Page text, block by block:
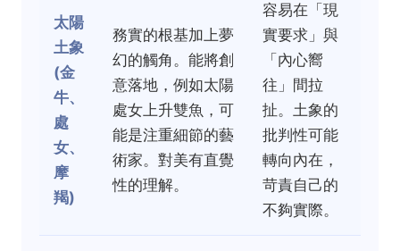
太陽
土象
(金
牛、
處
女、
摩
羯)
務實的根基加上夢
幻的觸角。能將創
意落地，例如太陽
處女上升雙魚，可
能是注重細節的藝
術家。對美有直覺
性的理解。
容易在「現
實要求」與
「內心嚮
往」間拉
扯。土象的
批判性可能
轉向內在，
苛責自己的
不夠實際。